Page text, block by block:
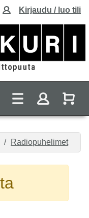
Kirjaudu / luo tili
Radiopuhelimet